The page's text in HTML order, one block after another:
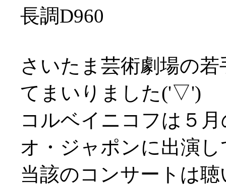
長調D960
さいたま芸術劇場の
てまいりました('▽')
コルベイニコフは５
オ・ジャポンに出演
当該のコンサートは